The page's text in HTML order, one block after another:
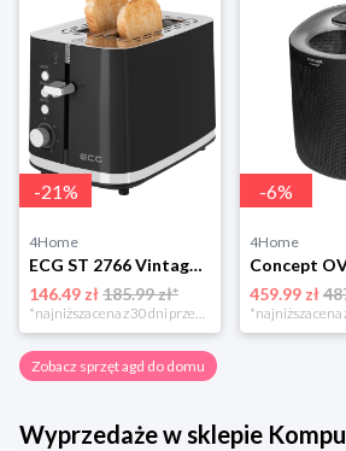
-21%
4Home
ECG ST 2766 Vintage Nero toster 4-Home
146.49 zł185.99 zł*
*najniższa cena z 30 dni przed obniżką
-6%
4Home
459.99 zł
Zobacz sprzęt agd do domu
Wyprzedaże w sklepie